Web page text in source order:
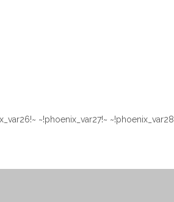
~!phoenix_var27!~